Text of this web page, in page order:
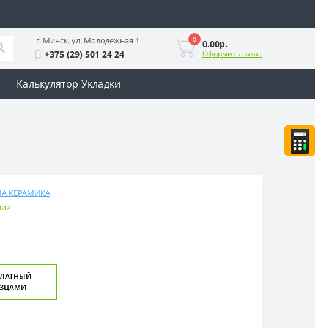
г. Минск, ул. Молодежная 1
+375 (29) 501 24 24
0 0.00р.
Оформить заказ
Калькулятор Укладки
КЕРАМИКА